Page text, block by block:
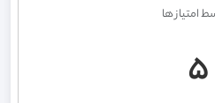
امتیاز ها
5